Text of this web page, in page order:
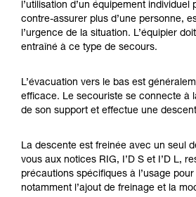
pouvoir comprendre ce
d’informations.
Maîtriser ces techniques
formation et un entraînement
la manipulation, seul, en
de la reproduire en
Nous donnons des
l’utilisation d’un équipement individuel
contre-assurer plus d’une personne,
l’urgence de la situation. L’équipier
entraîné à ce type de secours.
L’évacuation vers le bas est
efficace. Le secouriste se connecte à
de son support et effectue une
La descente est freinée avec un seul
vous aux notices RIG, I’D S et I’D L,
précautions spécifiques à l’usage
notamment l’ajout de freinage et la